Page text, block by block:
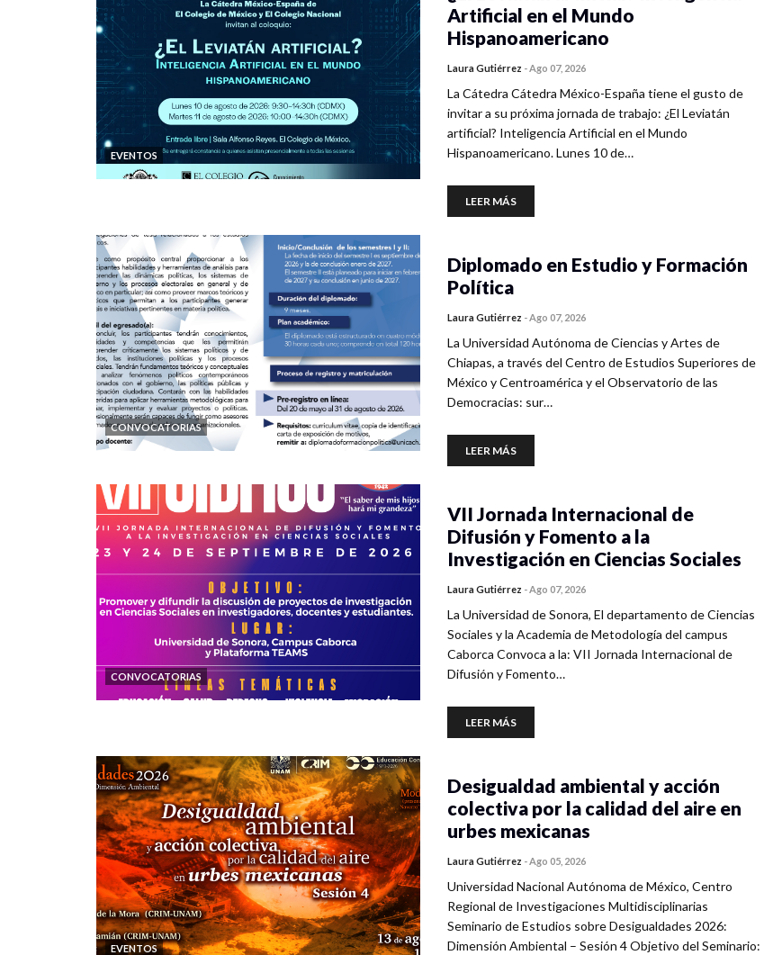
EVENTOS
Artificial en el Mundo
Hispanoamericano
Laura Gutiérrez -Ago 07, 2026
La Cátedra Cátedra México-España tiene el gusto de
invitar a su próxima jornada de trabajo: ¿El Leviatán
artificial? Inteligencia Artificial en el Mundo
Hispanoamericano. Lunes 10 de…
LEER MÁS
CONVOCATORIAS
Diplomado en Estudio y Formación
Política
Laura Gutiérrez -Ago 07, 2026
La Universidad Autónoma de Ciencias y Artes de
Chiapas, a través del Centro de Estudios Superiores de
México y Centroamérica y el Observatorio de las
Democracias: sur…
LEER MÁS
CONVOCATORIAS
VII Jornada Internacional de
Difusión y Fomento a la
Investigación en Ciencias Sociales
Laura Gutiérrez -Ago 07, 2026
La Universidad de Sonora, El departamento de Ciencias
Sociales y la Academia de Metodología del campus
Caborca Convoca a la: VII Jornada Internacional de
Difusión y Fomento…
LEER MÁS
EVENTOS
Desigualdad ambiental y acción
colectiva por la calidad del aire en
urbes mexicanas
Laura Gutiérrez -Ago 05, 2026
Universidad Nacional Autónoma de México, Centro
Regional de Investigaciones Multidisciplinarias
Seminario de Estudios sobre Desigualdades 2026:
Dimensión Ambiental – Sesión 4 Objetivo del Seminario: